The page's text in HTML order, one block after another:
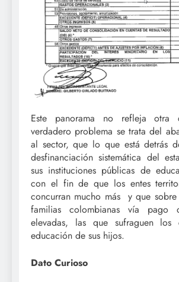
Este panorama no refleja otra
verdadero problema se trata del
al sector, que lo que está detrás
desfinanciación sistemática del
sus instituciones públicas de
con el fin de que los entes
concurran mucho más y que
familias colombianas vía pago
elevadas, las que sufraguen
educación de sus hijos.
Dato Curioso